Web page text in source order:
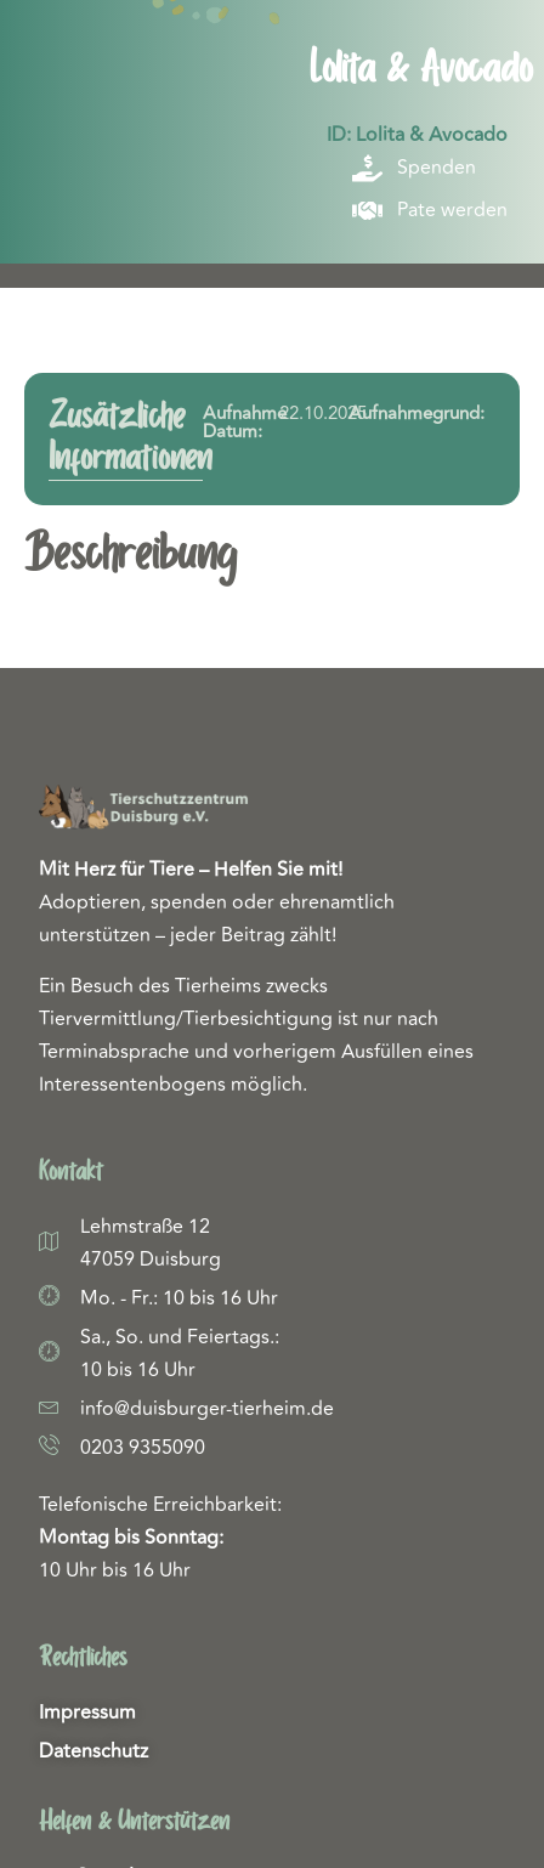
Lolita & Avocado
ID: Lolita & Avocado
Spenden
Pate werden
Zusätzliche
Informationen
Aufnahme
Datum:
22.10.2025Aufnahmegrund:
Beschreibung
Mit Herz für Tiere – Helfen Sie mit!
Adoptieren, spenden oder ehrenamtlich
unterstützen – jeder Beitrag zählt!
Ein Besuch des Tierheims zwecks
Tiervermittlung/Tierbesichtigung ist nur nach
Terminabsprache und vorherigem Ausfüllen eines
Interessentenbogens möglich.
Kontakt
Lehmstraße 12
47059 Duisburg
Mo. - Fr.: 10 bis 16 Uhr
Sa., So. und Feiertags.:
10 bis 16 Uhr
info@duisburger-tierheim.de
0203 9355090
Telefonische Erreichbarkeit:
Montag bis Sonntag:
10 Uhr bis 16 Uhr
Rechtliches
Impressum
Datenschutz
Helfen & Unterstützen